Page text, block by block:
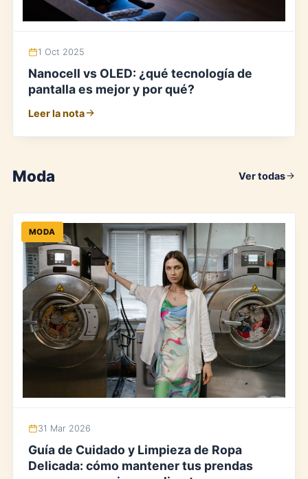
1 Oct 2025
Nanocell vs OLED: ¿qué tecnología de
pantalla es mejor y por qué?
Leer la nota
Moda Ver todas
MODA
31 Mar 2026
Guía de Cuidado y Limpieza de Ropa
Delicada: cómo mantener tus prendas